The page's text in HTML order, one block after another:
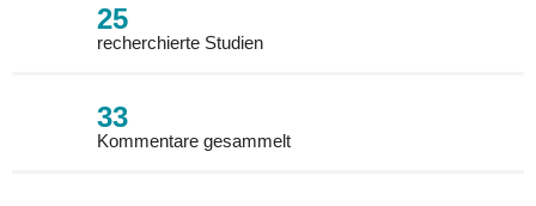
25
recherchierte Studien
33
Kommentare gesammelt